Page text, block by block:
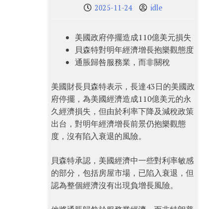
2025-11-24 idle
美國政府停擺造成110億美元損失
貝森特對明年經濟增長抱樂觀態度
通脹歸咎服務業，而非關稅
美國財長貝森特表示，長達43日的美國政
府停擺，為美國經濟造成110億美元的永
久經濟損失，但由於利率下降及減稅政策
出台，對明年經濟增長前景仍抱樂觀態
度，沒有陷入衰退的風險。
貝森特承認，美國經濟中一些對利率敏感
的部分，包括房屋市場，已陷入衰退，但
認為整個經濟沒有出現負增長風險。